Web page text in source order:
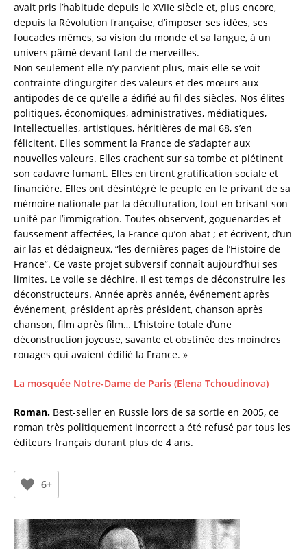
avait pris l’habitude depuis le XVIIe siècle et, plus encore,
depuis la Révolution française, d’imposer ses idées, ses
foucades mêmes, sa vision du monde et sa langue, à un
univers pâmé devant tant de merveilles.
Non seulement elle n’y parvient plus, mais elle se voit
contrainte d’ingurgiter des valeurs et des mœurs aux
antipodes de ce qu’elle a édifié au fil des siècles. Nos élites
politiques, économiques, administratives, médiatiques,
intellectuelles, artistiques, héritières de mai 68, s’en
félicitent. Elles somment la France de s’adapter aux
nouvelles valeurs. Elles crachent sur sa tombe et piétinent
son cadavre fumant. Elles en tirent gratification sociale et
financière. Elles ont désintégré le peuple en le privant de sa
mémoire nationale par la déculturation, tout en brisant son
unité par l’immigration. Toutes observent, goguenardes et
faussement affectées, la France qu’on abat ; et écrivent, d’un
air las et dédaigneux, “les dernières pages de l’Histoire de
France”. Ce vaste projet subversif connaît aujourd’hui ses
limites. Le voile se déchire. Il est temps de déconstruire les
déconstructeurs. Année après année, événement après
événement, président après président, chanson après
chanson, film après film… L’histoire totale d’une
déconstruction joyeuse, savante et obstinée des moindres
rouages qui avaient édifié la France. »
La mosquée Notre-Dame de Paris (Elena Tchoudinova)
Roman. Best-seller en Russie lors de sa sortie en 2005, ce
roman très politiquement incorrect a été refusé par tous les
éditeurs français durant plus de 4 ans.
6+